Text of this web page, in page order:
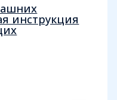
инструкция